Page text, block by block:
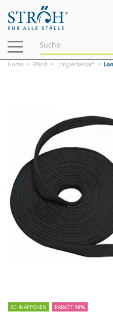
Navigation
ein-/ausblenden
Home Pferd Longierbedarf
SCHNÄPPCHEN RABATT 10%